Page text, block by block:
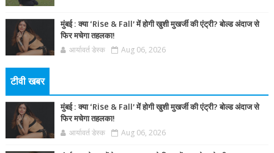
मुंबई : क्या ‘Rise & Fall’ में होगी खुशी मुखर्जी की एंट्री? बोल्ड अंदाज से
फिर मचेगा तहलका!
आर्यावर्त डेस्क Aug 06, 2026
टीवी खबर
मुंबई : क्या ‘Rise & Fall’ में होगी खुशी मुखर्जी की एंट्री? बोल्ड अंदाज से
फिर मचेगा तहलका!
आर्यावर्त डेस्क Aug 06, 2026